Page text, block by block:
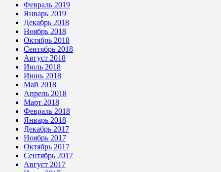
Февраль 2019
Январь 2019
Декабрь 2018
Ноябрь 2018
Октябрь 2018
Сентябрь 2018
Август 2018
Июль 2018
Июнь 2018
Май 2018
Апрель 2018
Март 2018
Февраль 2018
Январь 2018
Декабрь 2017
Ноябрь 2017
Октябрь 2017
Сентябрь 2017
Август 2017